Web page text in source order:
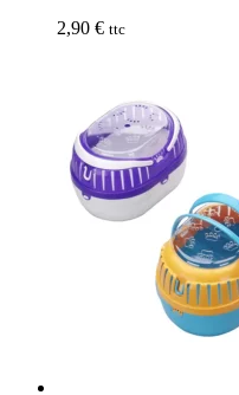
2,90 € ttc